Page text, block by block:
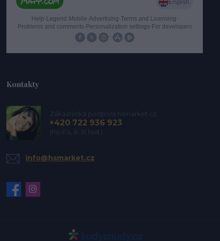
Kontakty
Zákaznická podpora hsmarket.cz
+420 722 936 923
(Po-Pá, 8-16 hod.)
info@hsmarket.cz